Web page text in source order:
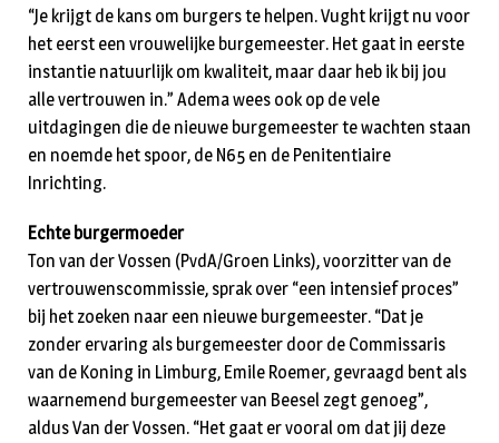
“Je krijgt de kans om burgers te helpen. Vught krijgt nu voor
het eerst een vrouwelijke burgemeester. Het gaat in eerste
instantie natuurlijk om kwaliteit, maar daar heb ik bij jou
alle vertrouwen in.” Adema wees ook op de vele
uitdagingen die de nieuwe burgemeester te wachten staan
en noemde het spoor, de N65 en de Penitentiaire
Inrichting.
Echte burgermoeder
Ton van der Vossen (PvdA/Groen Links), voorzitter van de
vertrouwenscommissie, sprak over “een intensief proces”
bij het zoeken naar een nieuwe burgemeester. “Dat je
zonder ervaring als burgemeester door de Commissaris
van de Koning in Limburg, Emile Roemer, gevraagd bent als
waarnemend burgemeester van Beesel zegt genoeg”,
aldus Van der Vossen. “Het gaat er vooral om dat jij deze